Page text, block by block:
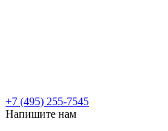
+7 (495) 255-7545
Напишите нам